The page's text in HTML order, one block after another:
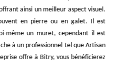
ainsi un meilleur aspect visuel.
en pierre ou en galet. Il est
même un muret, cependant il est
à un professionnel tel que Artisan
offre à Bitry, vous bénéficierez